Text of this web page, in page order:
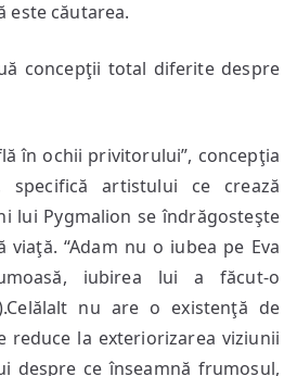
este căutarea.
concepţii total diferite despre
în ochii privitorului”, concepţia
specifică artistului ce crează
lui Pygmalion se îndrăgosteşte
“Adam nu o iubea pe Eva
iubirea lui a făcut-o
nu are o existenţă de
reduce la exteriorizarea viziunii
despre ce înseamnă frumosul,